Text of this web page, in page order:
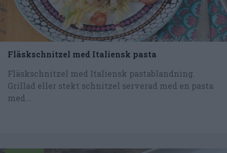
Fläskschnitzel med Italiensk pasta
Fläskschnitzel med Italiensk pastablandning.
Grillad eller stekt schnitzel serverad med en pasta
med...